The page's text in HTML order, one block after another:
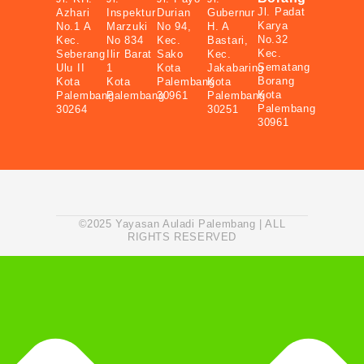
Azhari
No.1 A
Kec.
Seberang
Ulu II
Kota
Palembang
30264
Inspektur
Marzuki
No 834
Ilir Barat
1
Kota
Palembang
Durian
No 94,
Kec.
Sako
Kota
Palembang
30961
Gubernur
H. A
Bastari,
Kec.
Jakabaring
Kota
Palembang
30251
Jl. Padat
Karya
No.32
Kec.
Sematang
Borang
Kota
Palembang
30961
©2025 Yayasan Auladi Palembang | ALL
RIGHTS RESERVED